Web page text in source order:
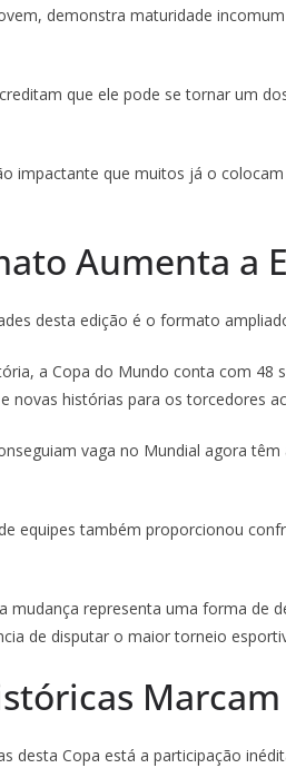
demonstra maturidade
que ele pode se tornar um
impactante que muitos já o
Aumenta a
desta edição é o formato
a Copa do Mundo conta com 48
novas histórias para os torcedores
vaga no Mundial agora
equipes também proporcionou
mudança representa uma forma de
de disputar o maior torneio
desta Copa está a participação